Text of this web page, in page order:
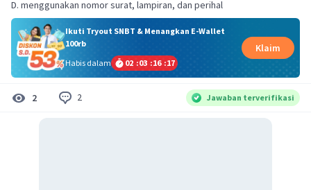
D. menggunakan nomor surat, lampiran, dan perihal
Ikuti Tryout SNBT & Menangkan E-Wallet
100rb
Habis dalam
02 :03 :16 :17
Klaim
2 2 Jawaban terverifikasi